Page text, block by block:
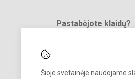
Šioje svetainėje naudojame
Pastabėjote klaidų?